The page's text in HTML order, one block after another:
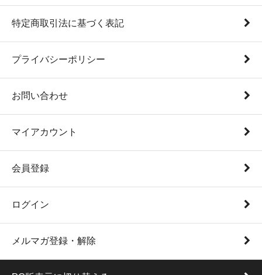
特定商取引法に基づく表記
プライバシーポリシー
お問い合わせ
マイアカウント
会員登録
ログイン
メルマガ登録・解除